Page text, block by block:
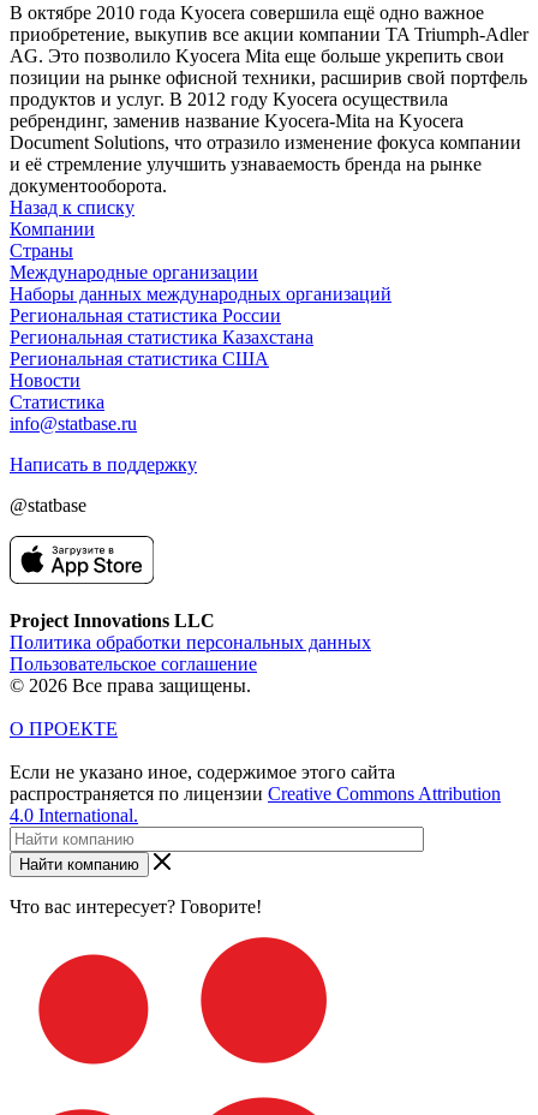
В октябре 2010 года Kyocera совершила ещё одно важное
приобретение, выкупив все акции компании TA Triumph-Adler
AG. Это позволило Kyocera Mita еще больше укрепить свои
позиции на рынке офисной техники, расширив свой портфель
продуктов и услуг. В 2012 году Kyocera осуществила
ребрендинг, заменив название Kyocera-Mita на Kyocera
Document Solutions, что отразило изменение фокуса компании
и её стремление улучшить узнаваемость бренда на рынке
документооборота.
Назад к списку
Компании
Страны
Международные организации
Наборы данных международных организаций
Региональная статистика России
Региональная статистика Казахстана
Региональная статистика США
Новости
Статистика
info@statbase.ru
Написать в поддержку
@statbase
Project Innovations LLC
Политика обработки персональных данных
Пользовательское соглашение
© 2026 Все права защищены.
О ПРОЕКТЕ
Если не указано иное, содержимое этого сайта
распространяется по лицензии Creative Commons Attribution
4.0 International.
Найти компанию
Что вас интересует? Говорите!